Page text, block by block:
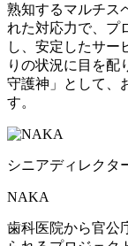
熟知するマルチス
れた対応力で、プ
し、安定したサー
りの状況に目を配
守護神」として、
す。
シニアディレクタ
NAKA
歯科医院から官公